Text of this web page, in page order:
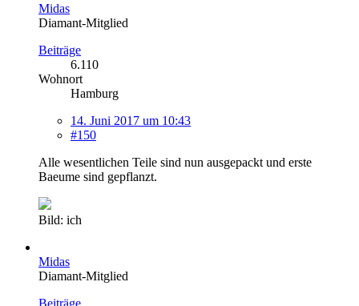
Midas
Diamant-Mitglied
Beiträge
6.110
Wohnort
Hamburg
14. Juni 2017 um 10:43
#150
Alle wesentlichen Teile sind nun ausgepackt und erste
Baeume sind gepflanzt.
Bild: ich
Midas
Diamant-Mitglied
Beiträge